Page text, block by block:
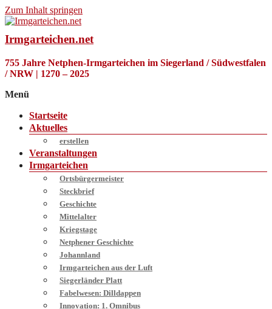
Zum Inhalt springen
Irmgarteichen.net
755 Jahre Netphen-Irmgarteichen im Siegerland / Südwestfalen
/ NRW | 1270 – 2025
Menü
Startseite
Aktuelles
erstellen
Veranstaltungen
Irmgarteichen
Ortsbürgermeister
Steckbrief
Geschichte
Mittelalter
Kriegstage
Netphener Geschichte
Johannland
Irmgarteichen aus der Luft
Siegerländer Platt
Fabelwesen: Dilldappen
Innovation: 1. Omnibus